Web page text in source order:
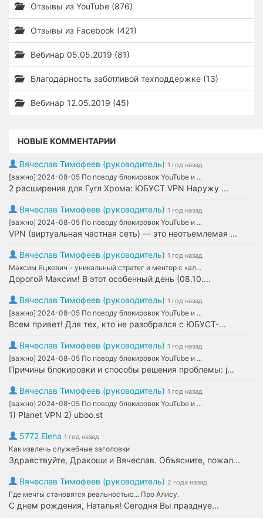
Отзывы из YouTube (876)
Отзывы из Facebook (421)
Вебинар 05.05.2019 (81)
Благодарность заботливой техподдержке (13)
Вебинар 12.05.2019 (45)
НОВЫЕ КОММЕНТАРИИ
Вячеслав Тимофеев (руководитель) 1 год назад
[важно] 2024-08-05 По поводу блокировок YouTube и ...
2 расширения для Гугл Хрома: ЮБУСТ VPN Наружу ...
Вячеслав Тимофеев (руководитель) 1 год назад
[важно] 2024-08-05 По поводу блокировок YouTube и ...
VPN (виртуальная частная сеть) — это неотъемлемая ...
Вячеслав Тимофеев (руководитель) 1 год назад
Максим Яцкевич - уникальный стратег и ментор с «ал...
Дорогой Максим! В этот особенный день (08.10....
Вячеслав Тимофеев (руководитель) 1 год назад
[важно] 2024-08-05 По поводу блокировок YouTube и ...
Всем привет! Для тех, кто не разобрался с ЮБУСТ-...
Вячеслав Тимофеев (руководитель) 1 год назад
[важно] 2024-08-05 По поводу блокировок YouTube и ...
Причины блокировки и способы решения проблемы: j...
Вячеслав Тимофеев (руководитель) 1 год назад
[важно] 2024-08-05 По поводу блокировок YouTube и ...
1) Planet VPN 2) uboo.st
5772 Elena 1 год назад
Как извлечь служебные заголовки
Здравствуйте, Дракоши и Вячеслав. Объясните, пожал...
Вячеслав Тимофеев (руководитель) 2 года назад
Где мечты становятся реальностью... Про Алису.
С днем рождения, Наталья! Сегодня Вы празднуе...